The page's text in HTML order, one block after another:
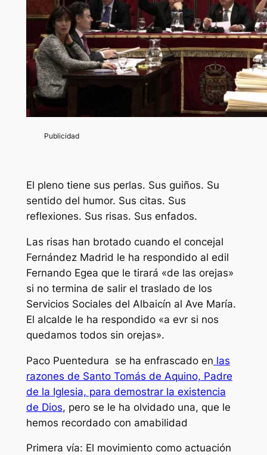
El pleno tiene sus perlas. Sus guiños. Su
sentido del humor. Sus citas. Sus
reflexiones. Sus risas. Sus enfados.
Las risas han brotado cuando el concejal
Fernández Madrid le ha respondido al edil
Fernando Egea que le tirará «de las orejas»
si no termina de salir el traslado de los
Servicios Sociales del Albaicín al Ave María.
El alcalde le ha respondido «a evr si nos
quedamos todos sin orejas».
Paco Puentedura se ha enfrascado en las
razones de Santo Tomás de Aquino, Padre
de la Iglesia, para demostrar la existencia
de Dios, pero se le ha olvidado una, que le
hemos recordado con amabilidad
Primera vía: El movimiento como actuación